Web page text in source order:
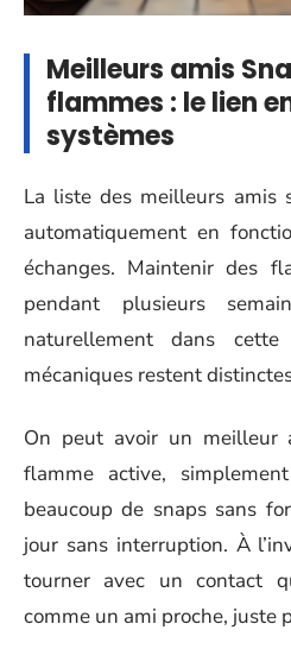
Meilleurs amis
flammes : le lien
systèmes
La liste des meilleurs amis
automatiquement en
échanges. Maintenir des
pendant plusieurs
naturellement dans
mécaniques restent
On peut avoir un meilleur
flamme active,
beaucoup de snaps sans
jour sans interruption. À
tourner avec un contact
comme un ami proche, juste